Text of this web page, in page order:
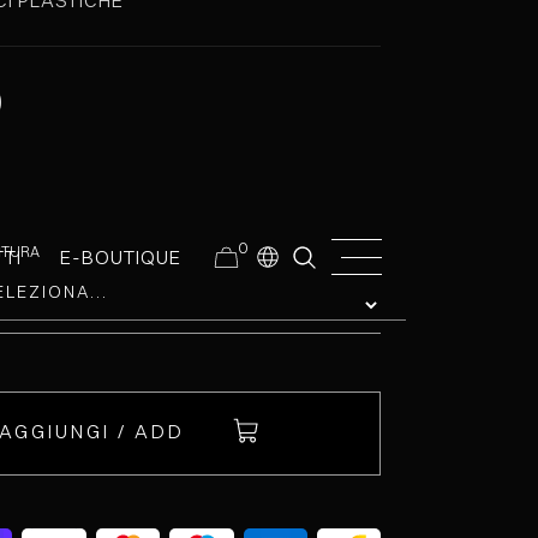
E-BOUTIQUE 0
AGGIUNGI / ADD